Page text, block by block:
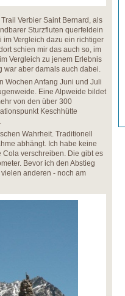
Verbier Saint Bernard, als
Sturzfluten querfeldein
Vergleich dazu ein richtiger
schien mir das auch so, im
Vergleich zu jenem Erlebnis
war aber damals auch dabei.
Wochen Anfang Juni und Juli
Eine Alpweide bildet
von den über 300
Keschhütte
Wahrheit. Traditionell
abhängt. Ich habe keine
verschreiben. Die gibt es
Bevor ich den Abstieg
anderen - noch am